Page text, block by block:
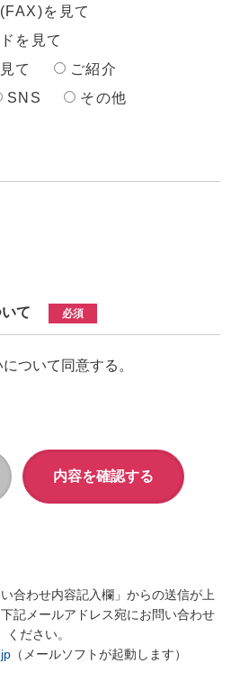
を見て
を見て
て
ご紹介
SNS その他
て 必須
ついて同意する。
合わせ内容記入欄」からの送信が上
記メールアドレス宛にお問い合わせ
ください。
（メールソフトが起動します）